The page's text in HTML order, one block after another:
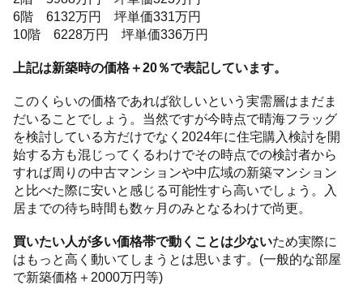
6階 6132万円 坪単価331万円
10階 6228万円 坪単価336万円
上記は新築時の価格＋20％で表記しています。
このくらいの価格であれば欲しいという実需層はまだま
だいることでしょう。当然ですが今時点で晴海フラッグ
を検討している方だけでなく2024年に住宅購入検討を開
始する方も混じってくるわけでその時点での検討者から
すれば周りの中古マンションや中広域の新築マンション
と比べた際に安いと感じる可能性すら高いでしょう。入
居までの待ち時間も数ヶ月のみとなるわけで尚更。
買いたい人が多い価格帯で動くことは少ないため実際に
はもっと高く動いてしまうとは思います。(一般的な部屋
で新築価格＋2000万円等)